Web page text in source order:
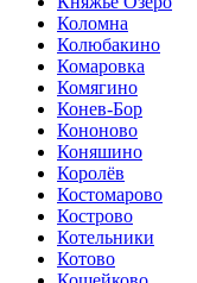
Коломна
Колюбакино
Комаровка
Комягино
Конев-Бор
Кононово
Коняшино
Королёв
Костомарово
Кострово
Котельники
Котово